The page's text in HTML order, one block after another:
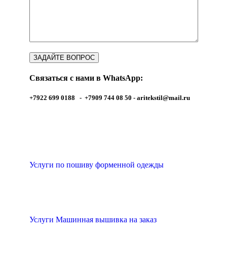
Связаться с нами в WhatsApp:
+7922 699 0188 - +7909 744 08 50 - aritekstil@mail.ru
Услуги по пошиву форменной одежды
Услуги Машинная вышивка на заказ